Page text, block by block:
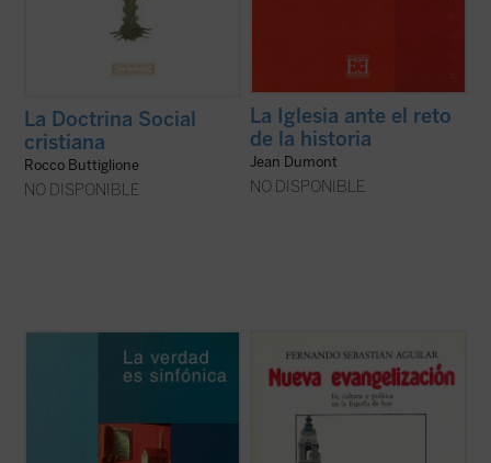
La Doctrina Social
cristiana
Rocco Buttiglione
NO DISPONIBLE
La Iglesia ante el reto
de la historia
Jean Dumont
NO DISPONIBLE
«Se habla hoy mucho de pluralismo. Pero
es legítimo preguntarse si ha habido una
época menos pluralista que la que estamos
experiencia pastoral intensa y reflexión
teológica de primera mano en una misma
En el marco de una visión eclesial de
conjunto, el autor reflexiona sobre la
situación espiritual de la ...